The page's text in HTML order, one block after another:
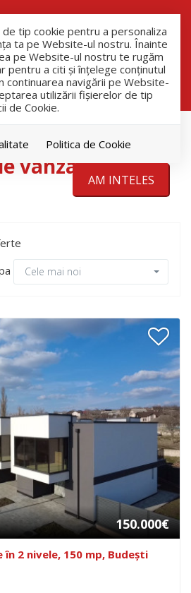
tip cookie pentru a personaliza
ta pe Website-ul nostru. Înainte
pe Website-ul nostru te rugăm
pentru a citi și înțelege conținutul
continuarea navigării pe Website-
utilizării fişierelor de tip
de Cookie.
Politica de Cookie
AM INTELES
Filtreaza
vanzare pagina
Cele mai noi
150.000€
2 nivele, 150 mp, Budești